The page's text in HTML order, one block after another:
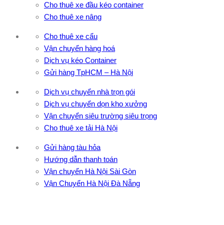
Cho thuê xe đầu kéo container
Cho thuê xe nâng
Cho thuê xe cẩu
Vận chuyển hàng hoá
Dịch vụ kéo Container
Gửi hàng TpHCM – Hà Nội
Dịch vụ chuyển nhà trọn gói
Dịch vụ chuyển dọn kho xưởng
Vận chuyển siêu trường siêu trọng
Cho thuê xe tải Hà Nội
Gửi hàng tàu hỏa
Hướng dẫn thanh toán
Vận chuyển Hà Nội Sài Gòn
Vận Chuyển Hà Nội Đà Nẵng